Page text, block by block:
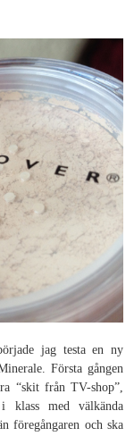
jag testa en ny
Första gången
“skit från TV-shop”,
med välkända
föregångaren och ska